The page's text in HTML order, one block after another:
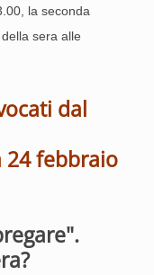
la seconda
sera alle
dal
febbraio